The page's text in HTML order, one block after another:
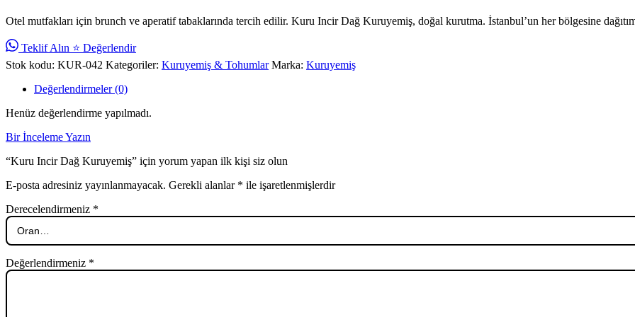
Otel mutfakları için brunch ve aperatif tabaklarında tercih edilir. Kuru Incir Dağ Kuruyemiş, doğal kurutma. İstanbul’un her bölgesine
Teklif Alın ⭐ Değerlendir
Stok kodu: KUR-042 Kategoriler: Kuruyemiş & Tohumlar Marka: Kuruyemiş
Değerlendirmeler (0)
Henüz değerlendirme yapılmadı.
Bir İnceleme Yazın
“Kuru Incir Dağ Kuruyemiş” için yorum yapan ilk kişi siz olun
E-posta adresiniz yayınlanmayacak. Gerekli alanlar * ile işaretlenmişlerdir
Derecelendirmeniz *
Değerlendirmeniz *